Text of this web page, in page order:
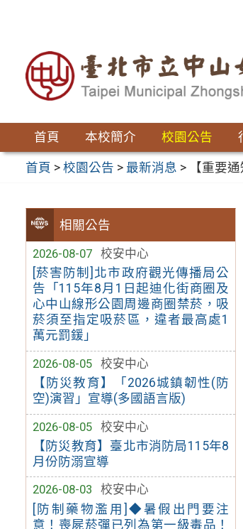
首頁 本校簡介 校園公告
首頁 >校園公告 > 最新消息 > 【重要
相關公告
2026-08-07
校安中心
[菸害防制]北市政府觀光傳播局公
告「115年8月1日起迪化街商圈及
心中山線形公園周邊商圈禁菸，吸
菸須至指定吸菸區，違者最高處1
萬元罰鍰」
2026-08-05
校安中心
【防災教育】「2026城鎮韌性(防
空)演習」宣導(多國語言版)
2026-08-05
校安中心
【防災教育】臺北市消防局115年8
月份防溺宣導
2026-08-03
校安中心
[防制藥物濫用]◆暑假出門要注
意！喪屍菸彈已列為第一級毒品！